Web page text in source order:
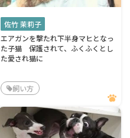
佐竹 茉莉子
エアガンを撃たれ下半身マヒとなっ
た子猫 保護されて、ふくふくとし
た愛され猫に
飼い方